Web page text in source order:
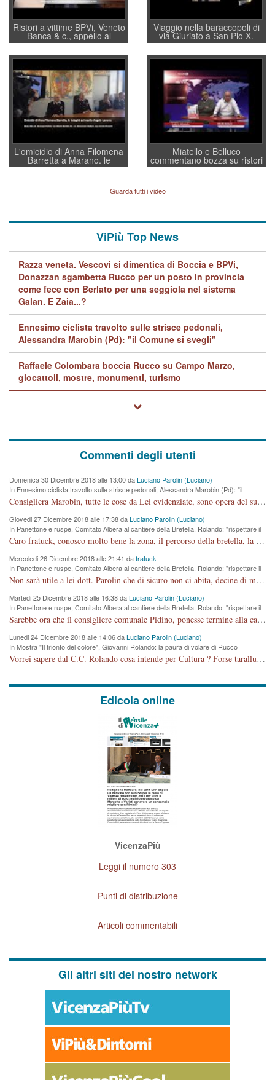
Ristori a vittime BPVi, Veneto
Banca & c., appello al
sottosegretario Alessio
Villarosa: per mettere ordine
convochi con Di Maio CNCU
a supporto della cabina di
regia al Mef
Viaggio nella baraccopoli di
via Giuriato a San Pio X.
Vicenza ai Vicentini: “faremo
un regalo di Natale ai
residenti”
L'omicidio di Anna Filomena
Barretta a Marano, le
indagini dei carabinieri di
quelle di... Barbara D'Urso
Miatello e Belluco
commentano bozza su ristori
BPVi e Veneto Banca
Guarda tutti i video
ViPiù Top News
Razza veneta. Vescovi si dimentica di Boccia e BPVi,
Donazzan sgambetta Rucco per un posto in provincia
come fece con Berlato per una seggiola nel sistema
Galan. E Zaia...?
Ennesimo ciclista travolto sulle strisce pedonali,
Alessandra Marobin (Pd): "il Comune si svegli"
Raffaele Colombara boccia Rucco su Campo Marzo,
giocattoli, mostre, monumenti, turismo
Commenti degli utenti
Domenica 30 Dicembre 2018 alle 13:00 daLuciano Parolin (Luciano)
In Ennesimo ciclista travolto sulle strisce pedonali, Alessandra Marobin (Pd): "il
Comune si svegli"
Consigliera Marobin, tutte le cose da Lei evidenziate, sono opera del suo ex Assessore e compagno di Partito Antonio Marco Dalla Pozza Assessore alla "progettazione" di piste ciclabili e altre porcherie. A lui manderei il conto da saldare per incidenti e danni alle persone. E' ora che "finiamola." Avete perso rassegnatevi. qui IL SINDACO RUCCO NON C'ENTRA PER NIENTE. CAPITO!!!!!!!! Amen.
Giovedi 27 Dicembre 2018 alle 17:38 daLuciano Parolin (Luciano)
In Panettone e ruspe, Comitato Albera al cantiere della Bretella. Rolando: "rispettare il
cronoprogramma"
Caro fratuck, conosco molto bene la zona, il percorso della bretella, la situazione dei cittadini, abito in Viale Trento. A partire dal 2003 ho partecipato al Comitato di Maddalene pro bretella, e a riunioni propositive per apportare modifiche al progetto. Numerose mie foto del territorio sono arrivate a Roma, altri miei interventi (non graditi dalla Sx) sono stati pubblicati dal GdV, assieme ad altri come Ciro Asproso, ora favorevole alla bretella. Ho partecipato alla raccolta firme per la chiusura della strada x 5 giorni eseguita dal Sindaco Hullwech per sforamento 180 Micro/g. Pertanto come impegno per la tematica sono apposto con la coscienza. Ora il Progetto è partito, fine! Voglio dire che la nuova Giunta "comunale" non c'entra più. L'opera sarà "malauguratamente" eseguita, ma non con il mio placet. Il Consigliere Comunale dovrebbe capire che la campagna elettorale è finita, con buona pace di tutti. Quello che invece dovrebbe interessare è la proprietà della strada, dall'uscita autostradale Ovest, sino alla Rotatoria dell'Albara, vi sono tre possessori: Autostrade SpA; La Provincia, il Comune. Come la mettiamo per il futuro ? I costi, da 50 sono saliti a 100 milioni di € come dire 20 milioni a KM (!) da non credere. Comunque si farà. Ma nessuno canti Vittoria, anzi meglio non farne un ulteriore fatto "partitico" per questioni elettorali o di seggio. Se mi manda la sua mail, sono disponibile ad inviare i documenti e le foto sopra descritte. Con ossequi, Luciano Parolin
Mercoledi 26 Dicembre 2018 alle 21:41 dafratuck
In Panettone e ruspe, Comitato Albera al cantiere della Bretella. Rolando: "rispettare il
cronoprogramma"
Non sarà utile a lei dott. Parolin che di sicuro non ci abita, decine di migliaia di TIR, automobili e padroncini che passano quotidianamente per una strada appena rotabile, non è più possibile stendere i panni, attraversare la strada senza rischiare la morte, le case stanno crepando, i tempi sono cambiati e la bretella non passerà assolutamente per maddalene (ma cosa sta a dire?!), dia invece responsabilità a chi ha costruito tagliando la strada che doveva invece terminare a isola vicentina e non al moracchino lasciando Motta di Costabissara ancora in panne di traffico. I tempi sono cambiati dottore e se l'anagrafe della vita stagna nell'essere umano impressioni conservatrici, la società non le considera perchè va avanti, si industrializza e ha bisogno di infrastrutture e di sviluppo. Ultima considerazione, se è geloso di Rolando perchè vede in lui solo campagne politiche mentre si difendono i SOLI diritti dei cittadini, la preghiamo faccia considerazioni più appropriate. Saluti e complimenti per i suoi scritti.
Martedi 25 Dicembre 2018 alle 16:38 daLuciano Parolin (Luciano)
In Panettone e ruspe, Comitato Albera al cantiere della Bretella. Rolando: "rispettare il
cronoprogramma"
Sarebbe ora che il consigliere comunale Pidino, ponesse termine alla campagna elettorale nel territorio del suo seggio Villaggio del Sole. La tiraca è iniziata, distruggerà 6 km di prateria ovest della città, ricca di fonti e sorgenti d'acqua. I cittadini di Maddalene non avranno più Pace la notte. Molta colpa per la costruzione di questa Strada è proprio del signor Rolando,dei suoi gazebo mobili e che vuol far passare questa opera VANDALICA come progetto "utile" a chi ? Non è cosa seria sig. Rolando!
Lunedi 24 Dicembre 2018 alle 14:06 daLuciano Parolin (Luciano)
In Mostra "Il trionfo del colore", Giovanni Rolando: la paura di volare di Rucco
Vorrei sapere dal C.C. Rolando cosa intende per Cultura ? Forse tarallucci, vino e sagre, o spaghetti tricolori del PD ? Il continuo (s)parlare della mostra a Palazzo Chiericati caro consigliere DANNEGGIA FORTEMENTE l'immagine della città TUTTA e fa deviare i consensi che in RUSSIA (badi bene ex U.R.S.S.) sono ECCELLENTI. A livello artistico l'evento è di alta Valenza culturale, COMPITO di Tutta la Cittadinanza fare il possibile per propagandare l'iniziativa senza farne UN CASO PARTITICO come fa Lei da sempre. Meno Gazebo + Partecipazione! E così sia. Amen.
Edicola online
VicenzaPiù
Leggi il numero 303
Punti di distribuzione
Articoli commentabili
Gli altri siti del nostro network